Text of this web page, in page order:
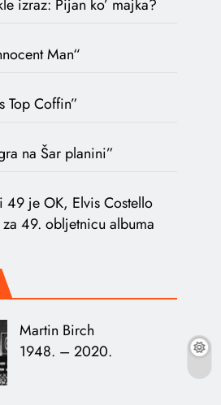
izraz: Pijan ko’ majka?
Man“
Top Coffin”
na Šar planini”
je OK, Elvis Costello
49. obljetnicu albuma
Martin Birch
1948. – 2020.